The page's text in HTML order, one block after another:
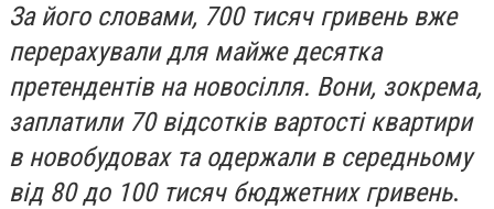
За його словами, 700 тисяч гривень вже
перерахували для майже десятка
претендентів на новосілля. Вони, зокрема,
заплатили 70 відсотків вартості квартири
в новобудовах та одержали в середньому
від 80 до 100 тисяч бюджетних гривень.